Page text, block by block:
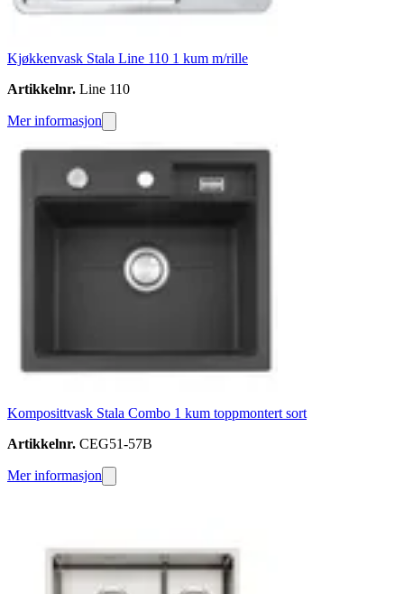
Kjøkkenvask Stala Line 110 1 kum m/rille
Artikkelnr. Line 110
Mer informasjon
Komposittvask Stala Combo 1 kum toppmontert sort
Artikkelnr. CEG51-57B
Mer informasjon